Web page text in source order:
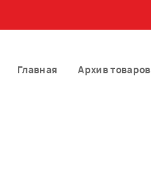
Главная Архив товаров